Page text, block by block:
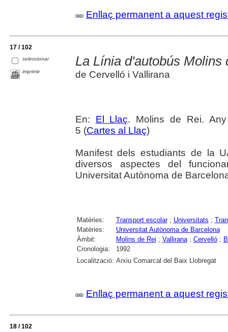
Enllaç permanent a aquest
17 / 102
seleccionar
imprimir
La Línia d'autobús Molins
de Cervelló i Vallirana
En: El Llaç. Molins de Rei.
5 (Cartes al Llaç)
Manifest dels estudiants de la
diversos aspectes del
Universitat Autònoma de
Matèries: Transport escolar; Universitats ;
Matèries:
Universitat Autònoma de Barcelona
Àmbit:
Molins de Rei ; Vallirana; Cervelló;
Cronologia:
1992
Localització: Arxiu Comarcal del Baix Llobregat
Enllaç permanent a aquest
18 / 102